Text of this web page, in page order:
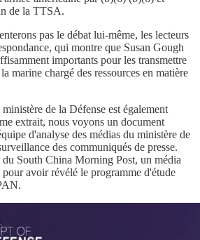
de la TTSA.
pas le débat lui-même, les lecteurs
qui montre que Susan Gough
importants pour les transmettre
marine chargé des ressources en matière
de la Défense est également
extrait, nous voyons un document
d'analyse des médias du ministère de
des communiqués de presse.
du South China Morning Post, un média
avoir révélé le programme d'étude